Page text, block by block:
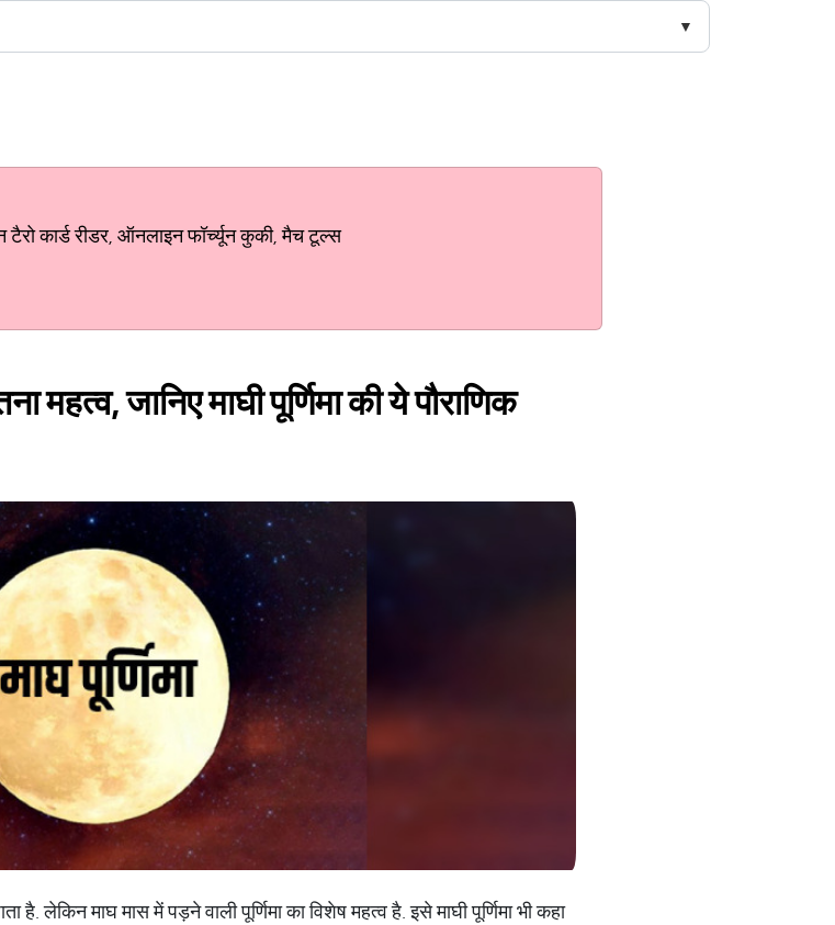
कार्ड रीडर, ऑनलाइन फॉर्च्यून कुकी, मैच टूल्स
महत्व, जानिए माघी पूर्णिमा की ये पौराणिक
है. लेकिन माघ मास में पड़ने वाली पूर्णिमा का विशेष महत्व है. इसे माघी पूर्णिमा भी कहा